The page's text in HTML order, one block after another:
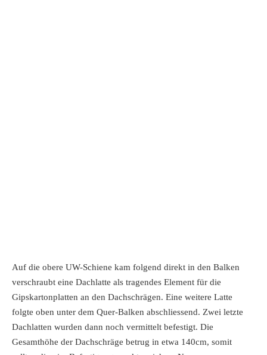
Auf die obere UW-Schiene kam folgend direkt in den Balken
verschraubt eine Dachlatte als tragendes Element für die
Gipskartonplatten an den Dachschrägen. Eine weitere Latte
folgte oben unter dem Quer-Balken abschliessend. Zwei letzte
Dachlatten wurden dann noch vermittelt befestigt. Die
Gesamthöhe der Dachschräge betrug in etwa 140cm, somit